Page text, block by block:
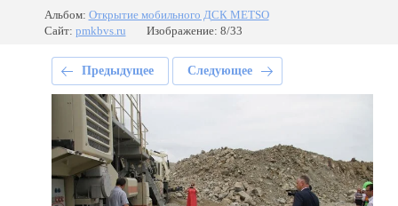
Альбом: Открытие мобильного ДСК METSO
Сайт: pmkbvs.ru Изображение: 8/33
Предыдущее Следующее